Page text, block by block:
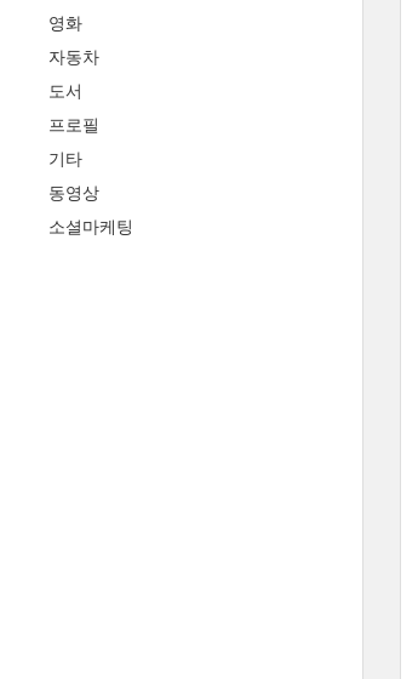
영화
자동차
도서
프로필
기타
동영상
소셜마케팅